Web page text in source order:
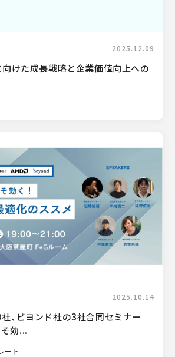
2025.12.09
けた成長戦略と企業価値向上への
2025.10.14
社、ビヨンド社の3社合同セミナー
効...
ート